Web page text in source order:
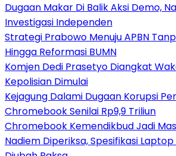
Dugaan Makar Di Balik Aksi Demo,
Investigasi Independen
Strategi Prabowo Menuju APBN
Hingga Reformasi BUMN
Komjen Dedi Prasetyo Diangkat
Kepolisian Dimulai
Kejagung Dalami Dugaan Korupsi
Chromebook Senilai Rp9,9 Triliun
Chromebook Kemendikbud Jadi
Nadiem Diperiksa, Spesifikasi